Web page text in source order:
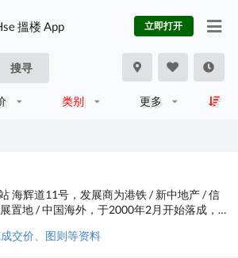
搵楼 App 立即打开
搜寻
类别 更多
海辉道11号，发展商为港铁 / 新中地产 / 信
置地 / 中国海外，于2000年2月开始落成，
池、儿童设施、运动设施、美容/保健；交
交价、图则等资料